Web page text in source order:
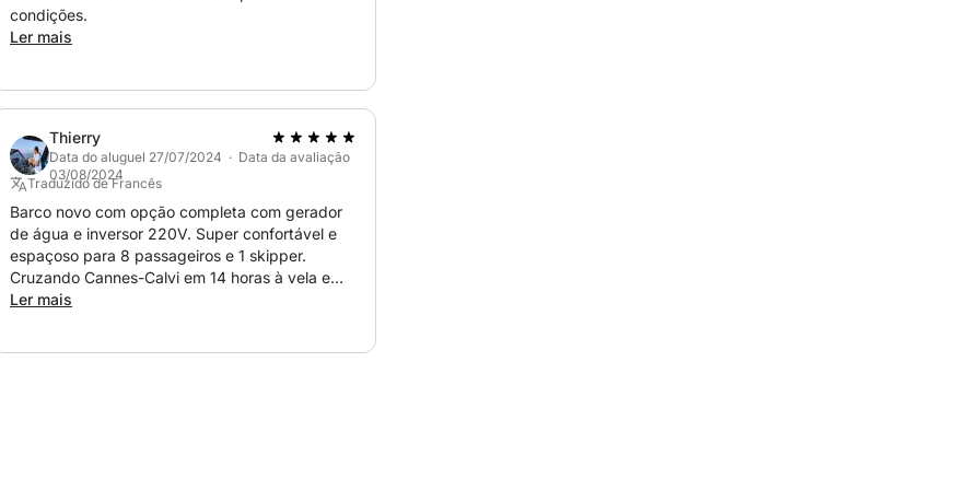
casais, amigos ou famílias, para
a partir do mar.
condições.
Ler mais
Thierry
Data do aluguel 27/07/2024 · Data da avaliação
03/08/2024
Traduzido de Francês
Barco novo com opção completa com gerador
de água e inversor 220V. Super confortável e
espaçoso para 8 passageiros e 1 skipper.
Cruzando Cannes-Calvi em 14 horas à vela e
com motor impecável. Proprietário muito
Ler mais